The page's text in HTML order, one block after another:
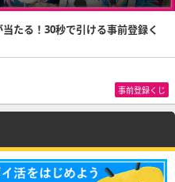
たる！30秒で引ける事前登録く
事前登録くじ